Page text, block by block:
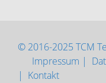
© 2016-2025 TCM
Impressum |
| Kontakt